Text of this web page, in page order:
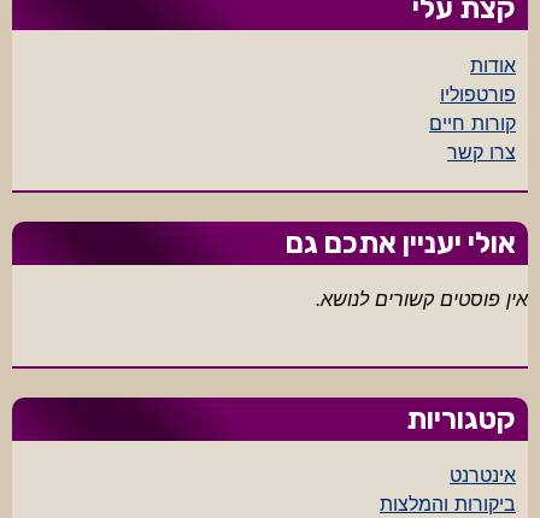
קצת עלי
אודות
פורטפוליו
קורות חיים
צרו קשר
אולי יעניין אתכם גם
אין פוסטים קשורים לנושא.
קטגוריות
אינטרנט
ביקורות והמלצות